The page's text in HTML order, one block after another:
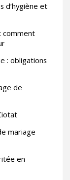
d’hygiène et
comment
: obligations
de
mariage
en